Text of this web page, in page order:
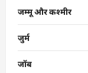
जम्मू और कश्मीर
जुर्म
जॉब